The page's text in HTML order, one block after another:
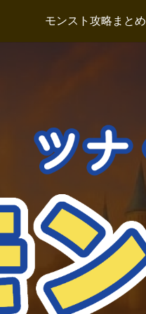
モンスト攻略まとめ